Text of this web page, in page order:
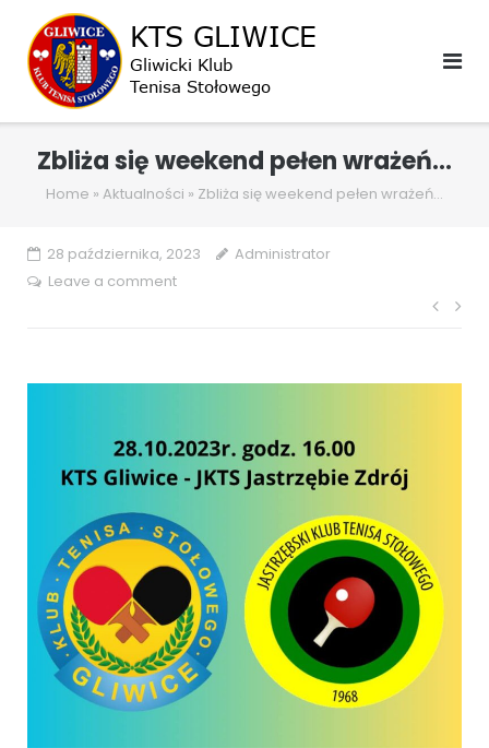
content
Zbliża się weekend pełen wrażeń…
Home » Aktualności » Zbliża się weekend pełen wrażeń…
28 października, 2023
Administrator
Leave a comment